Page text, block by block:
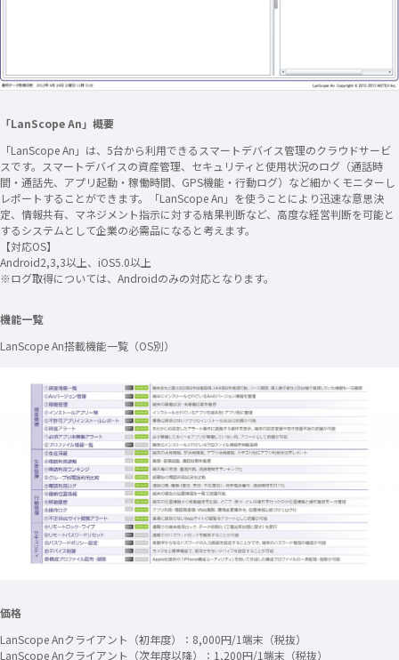
「LanScope An」概要
「LanScope An」は、5台から利用できるスマートデバイス管理のクラウドサービ
スです。スマートデバイスの資産管理、セキュリティと使用状況のログ（通話時
間・通話先、アプリ起動・稼働時間、GPS機能・行動ログ）など細かくモニターし
レポートすることができます。「LanScope An」を使うことにより迅速な意思決
定、情報共有、マネジメント指示に対する結果判断など、高度な経営判断を可能と
するシステムとして企業の必需品になると考えます。
【対応OS】
Android2,3,3以上、iOS5.0以上
※ログ取得については、Androidのみの対応となります。
機能一覧
LanScope An搭載機能一覧（OS別）
価格
LanScope Anクライアント（初年度）：8,000円/1端末（税抜）
LanScope Anクライアント（次年度以降）：1,200円/1端末（税抜）